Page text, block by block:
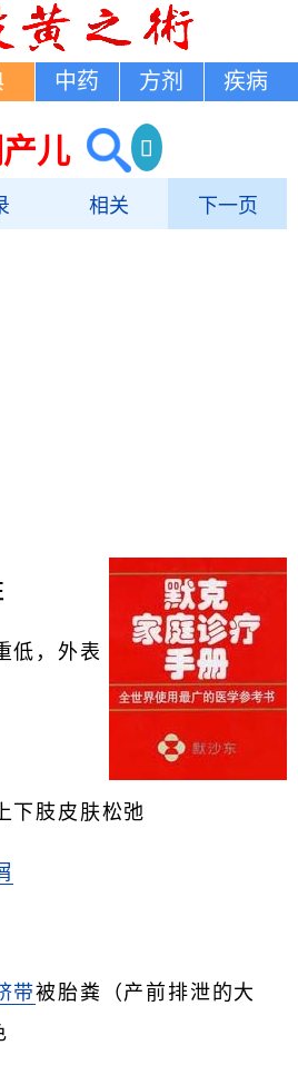
中药 方剂 疾病
儿
相关 下一页
低，外表
下肢皮肤松弛
带被胎粪（产前排泄的大